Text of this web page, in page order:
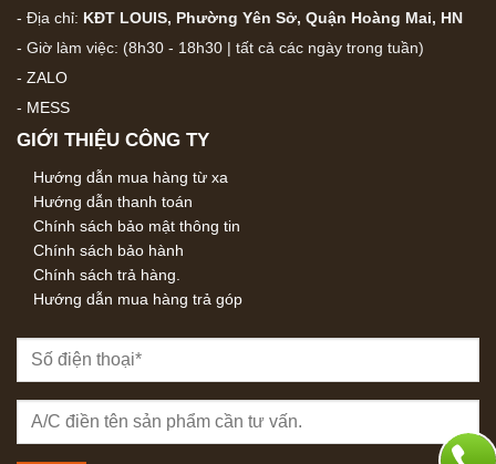
- Địa chỉ: KĐT LOUIS, Phường Yên Sở, Quận Hoàng Mai, HN
- Giờ làm việc: (8h30 - 18h30 | tất cả các ngày trong tuần)
- ZALO
- MESS
GIỚI THIỆU CÔNG TY
Hướng dẫn mua hàng từ xa
Hướng dẫn thanh toán
Chính sách bảo mật thông tin
Chính sách bảo hành
Chính sách trả hàng.
Hướng dẫn mua hàng trả góp